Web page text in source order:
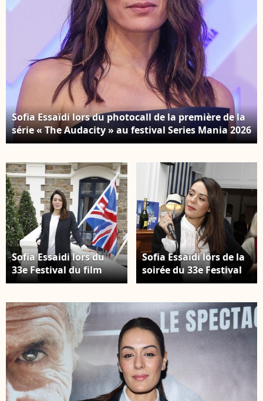
Sofia Essaïdi lors du photocall de la première de la
série « The Audacity » au festival Series Mania 2026
à Lille, en France, le 21 mars 2026. © Stéphane
Sofia Essaidi lors du
33e Festival du film
britannique de Dinard,
Denis Guignebourg /
Bestimage
Sofia Essaïdi lors de la
soirée du 33e Festival
du film britannique à
septembre 2022 ©
Denis Guignebourg /
Bestimage